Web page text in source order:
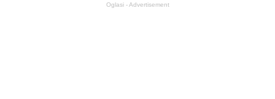
Oglasi - Advertisement